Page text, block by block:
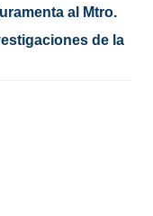
al Mtro.
de la